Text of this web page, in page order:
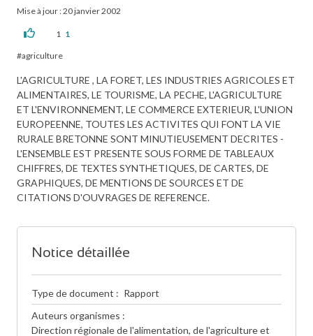
Mise à jour : 20 janvier 2002
1 1
agriculture
L'AGRICULTURE , LA FORET, LES INDUSTRIES AGRICOLES ET
ALIMENTAIRES, LE TOURISME, LA PECHE, L'AGRICULTURE
ET L'ENVIRONNEMENT, LE COMMERCE EXTERIEUR, L'UNION
EUROPEENNE, TOUTES LES ACTIVITES QUI FONT LA VIE
RURALE BRETONNE SONT MINUTIEUSEMENT DECRITES -
L'ENSEMBLE EST PRESENTE SOUS FORME DE TABLEAUX
CHIFFRES, DE TEXTES SYNTHETIQUES, DE CARTES, DE
GRAPHIQUES, DE MENTIONS DE SOURCES ET DE
CITATIONS D'OUVRAGES DE REFERENCE.
Notice détaillée
Type de document
Rapport
Auteurs organismes
Direction régionale de l'alimentation, de l'agriculture et